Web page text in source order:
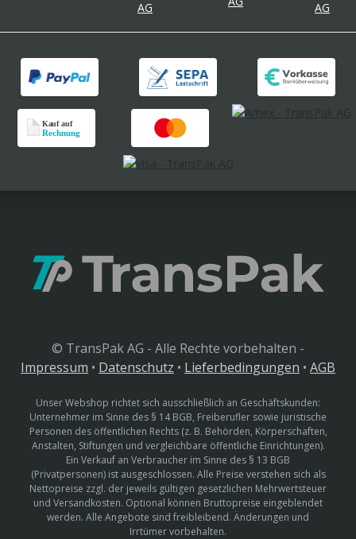
© TransPak AG - Alle Rechte vorbehalten -
Impressum • Datenschutz • Lieferbedingungen • AGB
Unser Webshop richtet sich ausschließlich an Geschäftskunden:
Unternehmer im Sinne des § 14 BGB, Freiberufler sowie juristische
Personen des öffentlichen Rechts (z. B. Behörden, Körperschaften,
Anstalten, Stiftungen und vergleichbare öffentliche Einrichtungen).
Ein Verkauf an Verbraucher im Sinne des § 13 BGB
(Privatpersonen) ist ausgeschlossen. Alle Preise verstehen sich als
Nettopreise zzgl. der jeweils gültigen gesetzlichen Mehrwertsteuer
und Versandkosten. Optional können Bruttopreise eingeblendet
werden. Alle Angebote sind freibleibend. Änderungen und
Irrtümer vorbehalten.